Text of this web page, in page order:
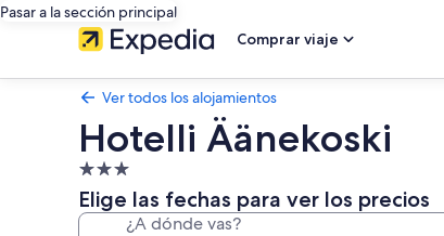
Pasar a la sección principal
Comprar viaje
Ver todos los alojamientos
Hotelli Äänekoski
Alojamiento
de
3.0 estrellas
Elige las fechas para ver los precios
¿A dónde vas?